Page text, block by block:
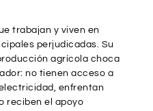
trabajan y viven en
perjudicadas. Su
agrícola choca
no tienen acceso a
enfrentan
reciben el apoyo